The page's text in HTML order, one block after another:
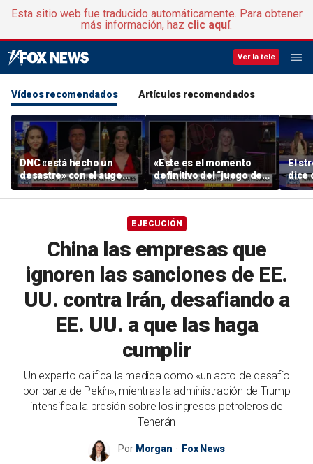
Esta sitio web fue traducido automáticamente. Para obtener
más información, haz clic aquí.
Ver la tele
Vídeos recomendados Artículos recomendados
DNC «está hecho un
desastre» con el auge
del socialismo: un
antiguo recaudador de
«Este es el momento
definitivo del “juego del
gallina”», dice el
comentarista
El
dice
EJECUCIÓN
China las empresas que
ignoren las sanciones de EE.
UU. contra Irán, desafiando a
EE. UU. a que las haga
cumplir
Un experto califica la medida como «un acto de desafío
por parte de Pekín», mientras la administración de Trump
intensifica la presión sobre los ingresos petroleros de
Teherán
Por Morgan Fox News